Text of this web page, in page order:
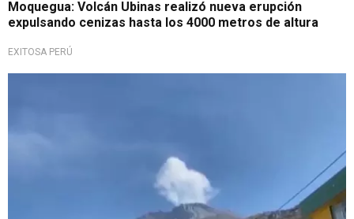
Moquegua: Volcán Ubinas realizó nueva erupción
expulsando cenizas hasta los 4000 metros de altura
EXITOSA PERÚ